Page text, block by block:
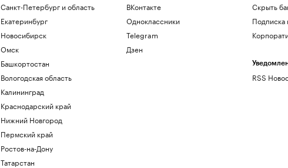
Санкт-Петербург и область
Екатеринбург
Новосибирск
Омск
Башкортостан
Вологодская область
Калининград
Краснодарский край
Нижний Новгород
Пермский край
Ростов-на-Дону
Татарстан
ВКонтакте
Одноклассники
Telegram
Дзен
Скрыть
Подписка
RSS